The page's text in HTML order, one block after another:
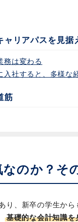
リアパスを見据
務は変わる
入社すると、多様な
筋
のか？そ
り、新卒の学生か
基礎的な会計知識